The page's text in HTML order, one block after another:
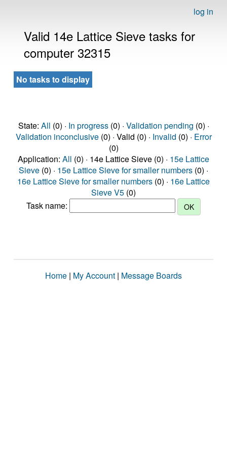
log in
Valid 14e Lattice Sieve tasks for
computer 32315
No tasks to display
State: All (0) · In progress(0) · Validation pending (0) ·
Validation inconclusive(0) · Valid (0) · Invalid (0) · Error
(0)
Application: All (0) · 14e Lattice Sieve (0) · 15e Lattice
Sieve (0) · 15e Lattice Sieve for smaller numbers (0) ·
16e Lattice Sieve for smaller numbers (0) · 16e Lattice
Sieve V5 (0)
Task name:
Home | My Account | Message Boards